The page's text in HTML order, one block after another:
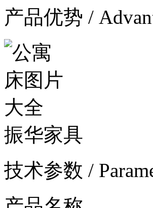
产品优势 /
振华家具
技术参数 /